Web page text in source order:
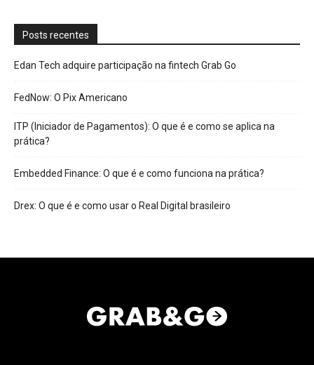
Posts recentes
Edan Tech adquire participação na fintech Grab Go
FedNow: O Pix Americano
ITP (Iniciador de Pagamentos): O que é e como se aplica na
prática?
Embedded Finance: O que é e como funciona na prática?
Drex: O que é e como usar o Real Digital brasileiro